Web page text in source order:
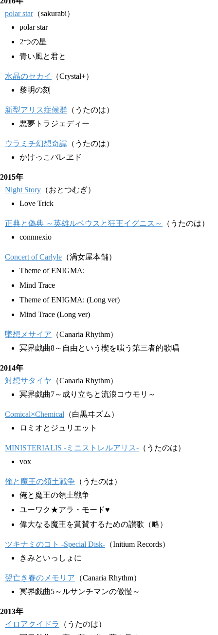
polar star（sakurabi）
polar star
2つの星
青い風と君と
水晶のセカイ
（Crystal+）
黎明の刻
新型アリス症候群 （うたのは）
悪夢トラジェディー
ウラミチ幻想奇譚 （うたのは）
かけっこパレヱド
2015年
Night Story （おとつむぎ）
Love Trick
正典と偽典 ～英雄ルベウスと狂王イグニス～
（うたのは）
connnexio
Concert of Carlyle （渦女屋本舗）
Theme of ENIGMA:
Mind Trace
Theme of ENIGMA: (Long ver)
Mind Trace (Long ver)
墜想メサイア （Canaria Rhythm）
冥界戯曲8～自由という楔を嗤う第三者的歌唱
2014年
対想サタイヤ （Canaria Rhythm）
冥界戯曲7～成り立ちと流浪コウモリ～
Comical×Chemical （白黒ヰズム）
ロミオとジュリエット
MINISTERIALIS -ミニストレルアリス- （うたのは）
vox
俺と魔王の領土戦争 （うたのは）
俺と魔王の領土戦争
ユーワク★アラ・モード♥
偉大なる魔王を賞賛するための讃歌（略）
ツキナミのコト -Special Disk- （Initium Records）
きみといっしょに
翌亡き春のメモリア （Canaria Rhythm）
冥界戯曲5～ルサンチマンの傲慢～
2013年
イロアクイドラ
（うたのは）